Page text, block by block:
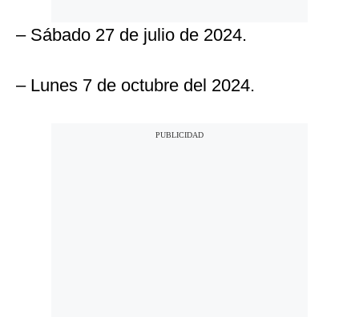
– Sábado 27 de julio de 2024.
– Lunes 7 de octubre del 2024.